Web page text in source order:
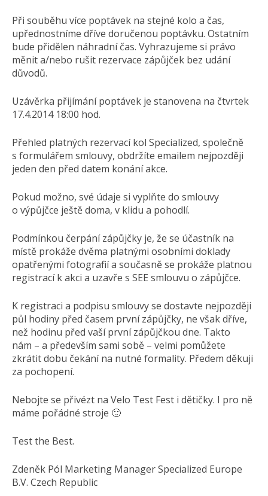
Při souběhu více poptávek na stejné kolo a čas,
upřednostníme dříve doručenou poptávku. Ostatním
bude přidělen náhradní čas. Vyhrazujeme si právo
měnit a/nebo rušit rezervace zápůjček bez udání
důvodů.
Uzávěrka přijímání poptávek je stanovena na čtvrtek
17.4.2014 18:00 hod.
Přehled platných rezervací kol Specialized, společně
s formulářem smlouvy, obdržíte emailem nejpozději
jeden den před datem konání akce.
Pokud možno, své údaje si vyplňte do smlouvy
o výpůjčce ještě doma, v klidu a pohodlí.
Podmínkou čerpání zápůjčky je, že se účastník na
místě prokáže dvěma platnými osobními doklady
opatřenými fotografií a současně se prokáže platnou
registrací k akci a uzavře s SEE smlouvu o zápůjčce.
K registraci a podpisu smlouvy se dostavte nejpozději
půl hodiny před časem první zápůjčky, ne však dříve,
než hodinu před vaší první zápůjčkou dne. Takto
nám – a především sami sobě – velmi pomůžete
zkrátit dobu čekání na nutné formality. Předem děkuji
za pochopení.
Nebojte se přivézt na Velo Test Fest i dětičky. I pro ně
máme pořádné stroje 🙂
Test the Best.
Zdeněk Pól Marketing Manager Specialized Europe
B.V. Czech Republic